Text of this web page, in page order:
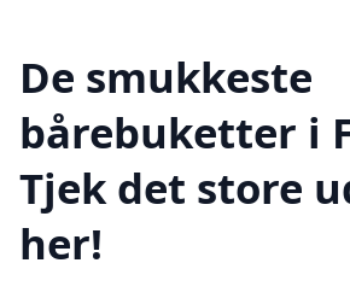
De smukkeste
bårebuketter i
Tjek det store
her!